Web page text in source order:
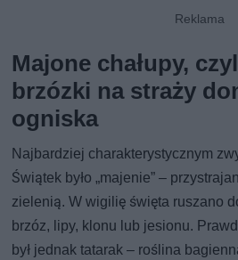
Majone chałupy,
brzózki na straży
ogniska
Najbardziej charakterystycznym
Świątek było „majenie” –
zielenią. W wigilię święta ruszano
brzóz, lipy, klonu lub jesionu.
był jednak tatarak – roślina